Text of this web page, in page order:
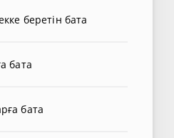
беретін бата
бата
бата